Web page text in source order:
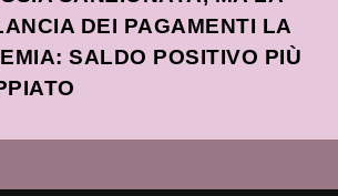
DEI PAGAMENTI LA
SALDO POSITIVO PIÙ